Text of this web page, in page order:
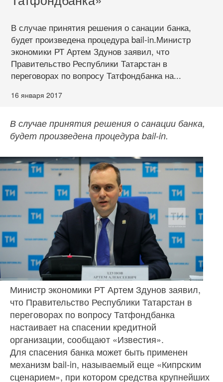
В случае принятия решения о санации банка,
будет произведена процедура bail-in.Министр
экономики РТ Артем Здунов заявил, что
Правительство Республики Татарстан в
переговорах по вопросу Татфондбанка на...
16 января 2017
В случае принятия решения о санации банка,
будет произведена процедура bail-in.
Министр экономики РТ Артем Здунов заявил,
что Правительство Республики Татарстан в
переговорах по вопросу Татфондбанка
настаивает на спасении кредитной
организации, сообщают «Известия».
Для спасения банка может быть применен
механизм bail-in, называемый еще «Кипрским
сценарием», при котором средства крупнейших